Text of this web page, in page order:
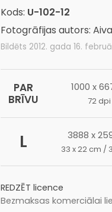
Kods: U-102-12
Fotogrāfijas autors:
Bildēts 2012. gada 16.
PAR
BRĪVU
1000 x
72 dpi
L 3888 x
33 x 22 cm /
REDZĒT licence
Bezmaksas komerciālai